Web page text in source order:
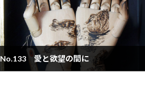
No.133 愛と欲望の間に